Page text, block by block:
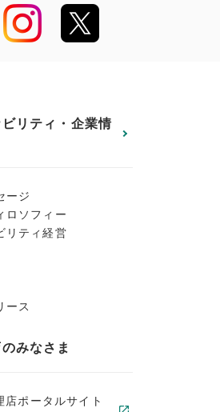
リティ・企業情
ージ
ロソフィー
リティ経営
ース
みなさま
店ポータルサイト